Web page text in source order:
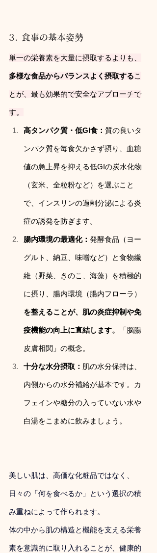
3. 食事の基本姿勢
単一の栄養素を大量に摂取するよりも、
多様な食品からバランスよく摂取するこ
とが、最も効果的で安全なアプローチで
す。
高タンパク質・低GI食： 質の良いタ
ンパク質を毎食欠かさず摂り、血糖
値の急上昇を抑える低GIの炭水化物
（玄米、全粒粉など）を選ぶこと
で、インスリンの過剰分泌による炎
症の誘発を防ぎます。
腸内環境の最適化： 発酵食品（ヨー
グルト、納豆、味噌など）と食物繊
維（野菜、きのこ、海藻）を積極的
に摂り、腸内環境（腸内フローラ）
を整えることが、肌の炎症抑制や免
疫機能の向上に直結します。 「脳腸
皮膚相関」の概念。
十分な水分摂取： 肌の水分保持は、
内側からの水分補給が基本です。カ
フェインや糖分の入っていない水や
白湯をこまめに飲みましょう。
美しい肌は、高価な化粧品ではなく、
日々の「何を食べるか」という選択の積
み重ねによって作られます。
体の中から肌の構造と機能を支える栄養
素を意識的に取り入れることが、健康的